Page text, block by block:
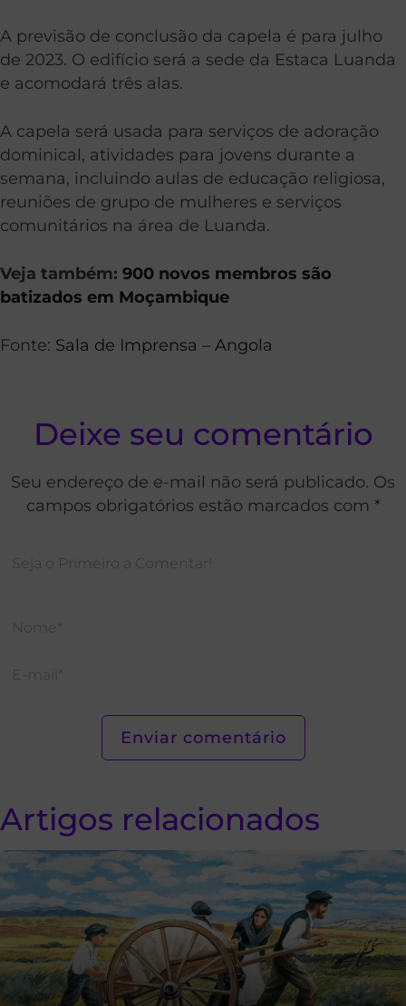
A previsão de conclusão da capela é para julho
de 2023. O edifício será a sede da Estaca Luanda
e acomodará três alas.
A capela será usada para serviços de adoração
dominical, atividades para jovens durante a
semana, incluindo aulas de educação religiosa,
reuniões de grupo de mulheres e serviços
comunitários na área de Luanda.
Veja também: 900 novos membros são
batizados em Moçambique
Fonte: Sala de Imprensa – Angola
Deixe seu comentário
Seu endereço de e-mail não será publicado. Os
campos obrigatórios estão marcados com *
Artigos relacionados